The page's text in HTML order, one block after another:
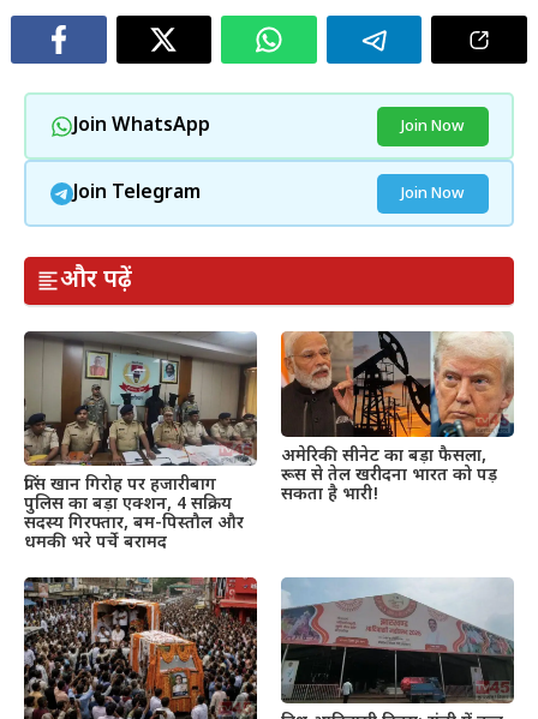
Join WhatsApp Join Now
Join Telegram Join Now
और पढ़ें
प्रिंस खान गिरोह पर हजारीबाग
पुलिस का बड़ा एक्शन, 4 सक्रिय
सदस्य गिरफ्तार, बम-पिस्तौल और
धमकी भरे पर्चे बरामद
अमेरिकी सीनेट का बड़ा फैसला,
रूस से तेल खरीदना भारत को पड़
सकता है भारी!